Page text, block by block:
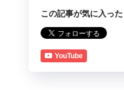
この記事が気に入っ
YouTube